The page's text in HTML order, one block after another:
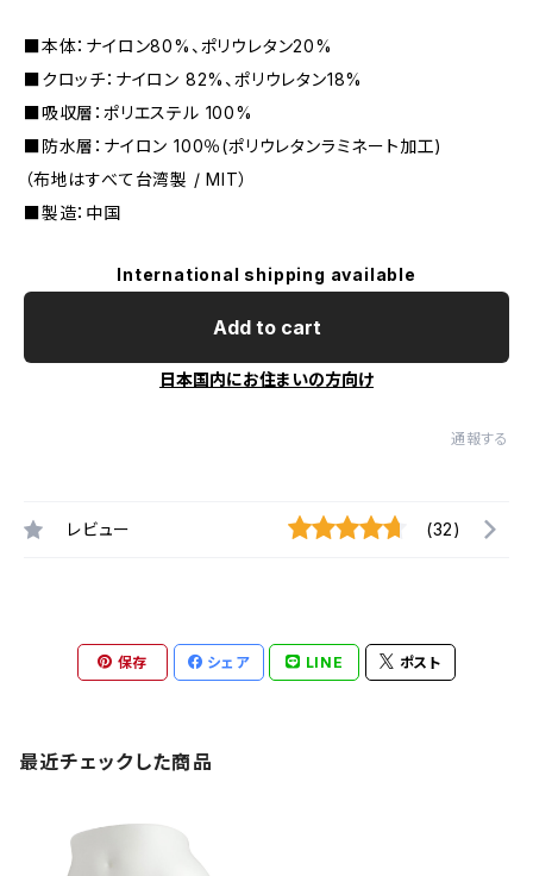
■本体：ナイロン80%、ポリウレタン20%
■クロッチ：ナイロン 82%、ポリウレタン18%
■吸収層：ポリエステル 100%
■防水層：ナイロン 100％(ポリウレタンラミネート加工)
（布地はすべて台湾製 / MIT）
■製造：中国
International shipping available
Add to cart
日本国内にお住まいの方向け
通報する
レビュー (32)
保存 シェア LINE ポスト
最近チェックした商品